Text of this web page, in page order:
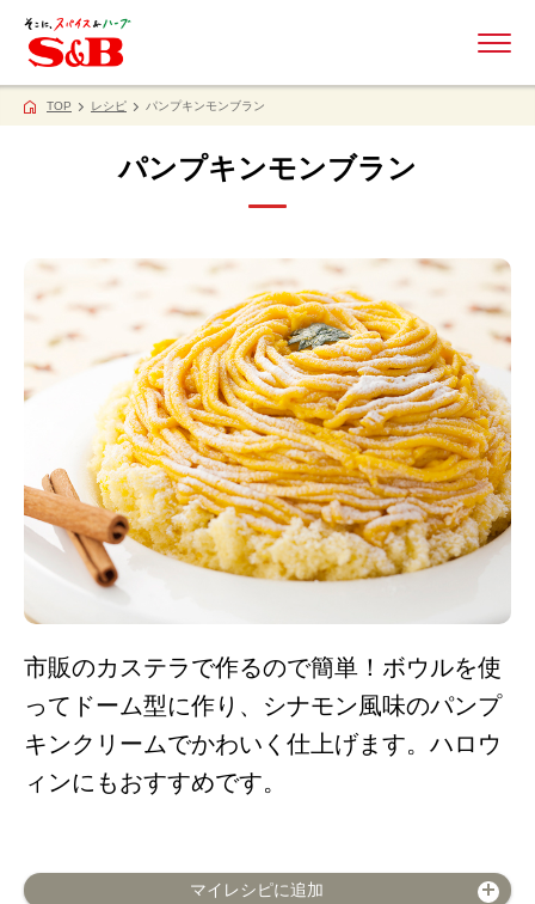
TOP レシピ パンプキンモンブラン
パンプキンモンブラン
市販のカステラで作るので簡単！ボウルを使
ってドーム型に作り、シナモン風味のパンプ
キンクリームでかわいく仕上げます。ハロウ
ィンにもおすすめです。
マイレシピに追加